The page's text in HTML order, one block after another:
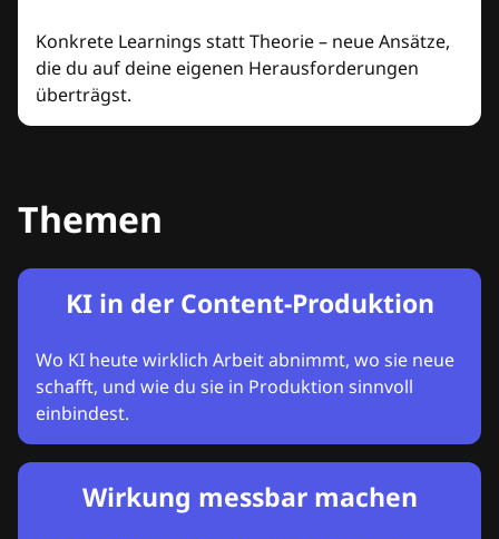
Konkrete Learnings statt Theorie – neue Ansätze,
die du auf deine eigenen Herausforderungen
überträgst.
Themen
KI in der Content-Produktion
Wo KI heute wirklich Arbeit abnimmt, wo sie neue
schafft, und wie du sie in Produktion sinnvoll
einbindest.
Wirkung messbar machen